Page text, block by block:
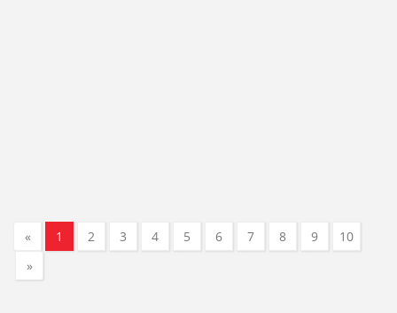
« 1 2 3 4 5 6 7 8 9
10
»